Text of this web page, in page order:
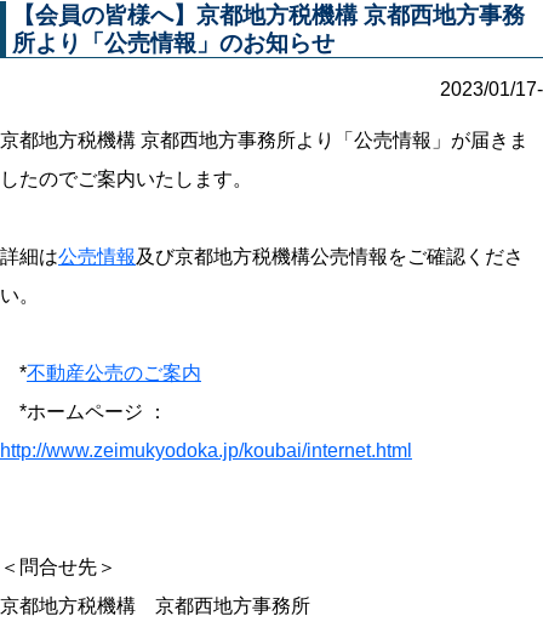
【会員の皆様へ】京都地方税機構 京都西地方事務
所より「公売情報」のお知らせ
2023/01/17-
京都地方税機構 京都西地方事務所より「公売情報」が届きま
したのでご案内いたします。
詳細は公売情報 及び京都地方税機構公売情報をご確認くださ
い。
*不動産公売のご案内
*ホームページ ：
http://www.zeimukyodoka.jp/koubai/internet.html
＜問合せ先＞
京都地方税機構 京都西地方事務所